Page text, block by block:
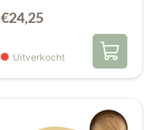
€24,25
Uitverkocht